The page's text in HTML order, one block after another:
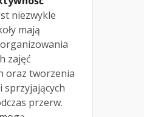
niezwykle
mają
zajęć
oraz tworzenia
przerw.